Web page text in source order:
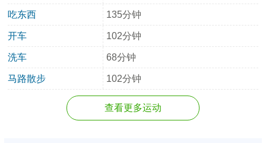
吃东西 135分钟
开车 102分钟
洗车 68分钟
马路散步 102分钟
查看更多运动